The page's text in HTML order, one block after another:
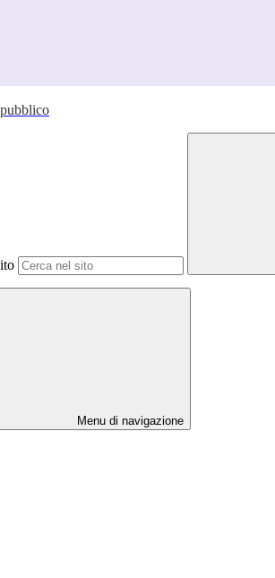
Menu di navigazione